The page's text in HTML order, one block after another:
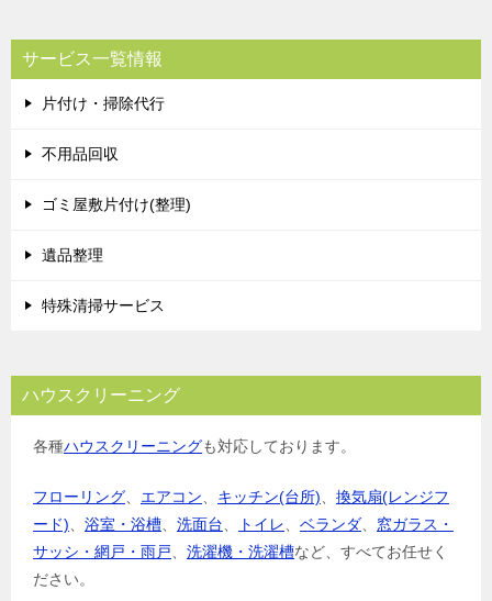
ビ
ゲ
ー
シ
サービス一覧情報
片付け・掃除代行
不用品回収
ゴミ屋敷片付け(整理)
遺品整理
特殊清掃サービス
ハウスクリーニング
各種ハウスクリーニングも対応しております。
フローリング、 エアコン、 キッチン(台所)、 換気扇(レンジフ
ード)、 浴室・浴槽、 洗面台、 トイレ、 ベランダ、 窓ガラス・
サッシ・網戸・雨戸、 洗濯機・洗濯槽など、すべてお任せく
ださい。